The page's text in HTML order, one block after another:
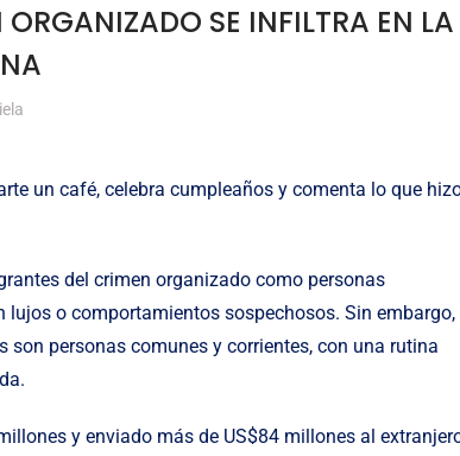
SE INFILTRA EN LA
un café, celebra cumpleaños y comenta lo que
del crimen organizado como personas
o comportamientos sospechosos. Sin embargo,
personas comunes y corrientes, con una rutina
y enviado más de US$84 millones al